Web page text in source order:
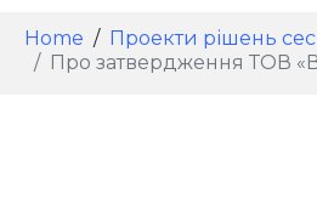
Home
Проекти рішень
Про затвердження ТОВ «ВІКНО У МІСТО» проєкту землеустрою щодо відведення земельної ділянки з кадастровим номером 3220883200:02:001:0086 цільове призначення якої змінюється із земель для ведення особистого селянського господарства на землі для будівництва та обслуговування